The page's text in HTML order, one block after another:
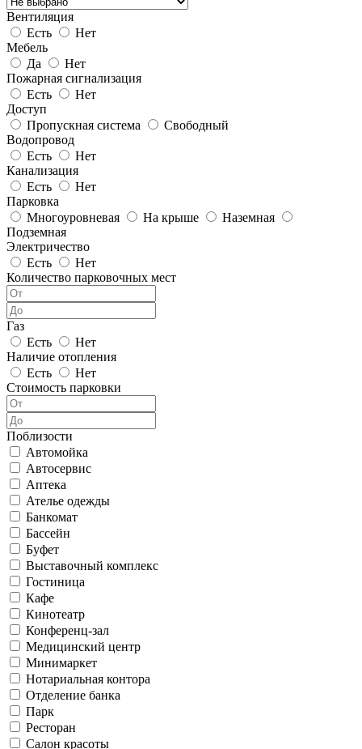
Вентиляция
Есть
Нет
Мебель
Да
Нет
Пожарная сигнализация
Есть
Нет
Доступ
Пропускная система
Свободный
Водопровод
Есть
Нет
Канализация
Есть
Нет
Парковка
Многоуровневая
На крыше
Наземная
Подземная
Электричество
Есть
Нет
Количество парковочных мест
Газ
Есть
Нет
Наличие отопления
Есть
Нет
Стоимость парковки
Поблизости
Автомойка
Автосервис
Аптека
Ателье одежды
Банкомат
Бассейн
Буфет
Выставочный комплекс
Гостиница
Кафе
Кинотеатр
Конференц-зал
Медицинский центр
Минимаркет
Нотариальная контора
Отделение банка
Парк
Ресторан
Салон красоты